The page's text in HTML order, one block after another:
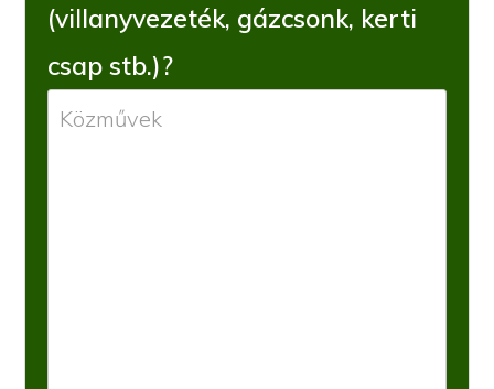
(villanyvezeték, gázcsonk, kerti
csap stb.)?